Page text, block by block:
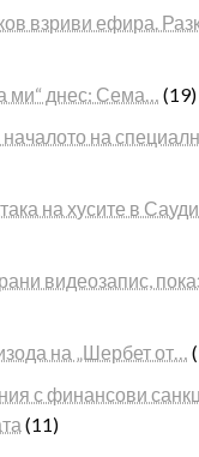
взриви ефира.
ми“ днес: Сема…
(19)
на
на хусите в
видеозапис,
на „Шербет от…
с финансови
(11)